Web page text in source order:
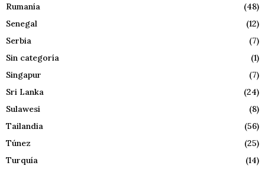
Rumanía
(48)
Senegal
(12)
Serbia
(7)
Sin categoría
(1)
Singapur
(7)
Sri Lanka
(24)
Sulawesi
(8)
Tailandia
(56)
Túnez
(25)
Turquía
(14)